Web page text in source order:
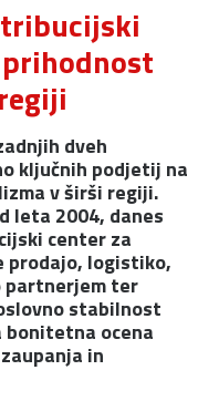
dveh
ključnih podjetij na
v širši regiji.
leta 2004, danes
center za
prodajo, logistiko,
partnerjem ter
stabilnost
ocena
in